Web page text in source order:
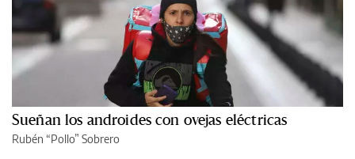
Sueñan los androides con ovejas eléctricas
Rubén “Pollo” Sobrero